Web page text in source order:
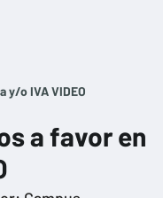
y/o IVA VIDEO
a favor en